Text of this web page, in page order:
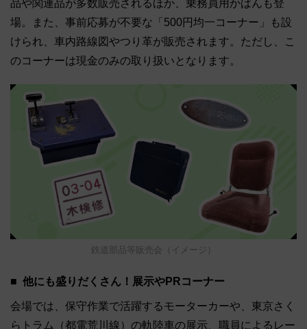
品や関連品が多数販売されるほか、乗務員用かばんも登
場。また、事前応募が不要な「500円均一コーナー」も設
けられ、車内路線図やつり革が販売されます。ただし、こ
のコーナーは現金のみの取り扱いとなります。
鉄道部品等販売会（イメージ）
他にも盛りだくさん！展示やPRコーナー
会場では、保守作業で活躍するモーターカーや、東京さく
らトラム（都電荒川線）の軌陸車の展示、職員によるレー